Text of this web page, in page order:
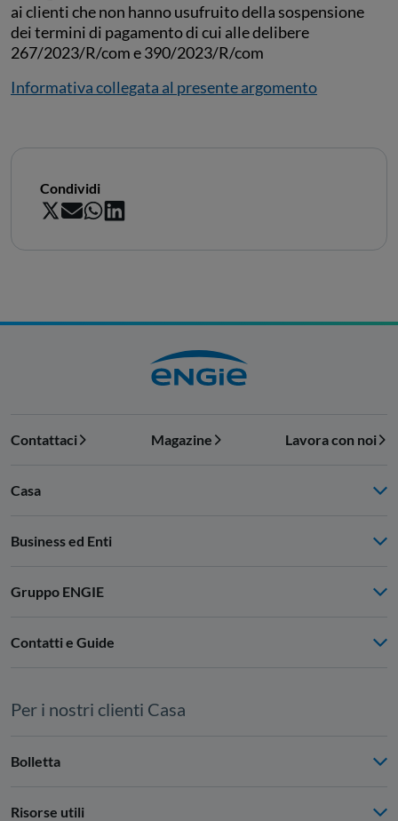
ai clienti che non hanno usufruito della sospensione
dei termini di pagamento di cui alle delibere
267/2023/R/com e 390/2023/R/com
Informativa collegata al presente argomento
Condividi
Contattaci Magazine Lavora con noi
Casa
Business ed Enti
Gruppo ENGIE
Contatti e Guide
Per i nostri clienti Casa
Bolletta
Risorse utili